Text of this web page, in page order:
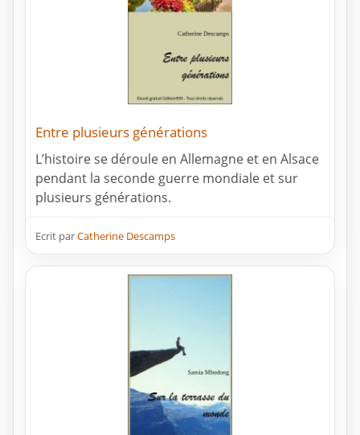
Entre plusieurs générations
L’histoire se déroule en Allemagne et en Alsace
pendant la seconde guerre mondiale et sur
plusieurs générations.
Ecrit parCatherine Descamps